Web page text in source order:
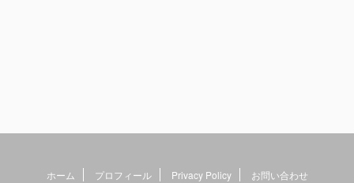
ホーム プロフィール Privacy Policy お問い合わせ